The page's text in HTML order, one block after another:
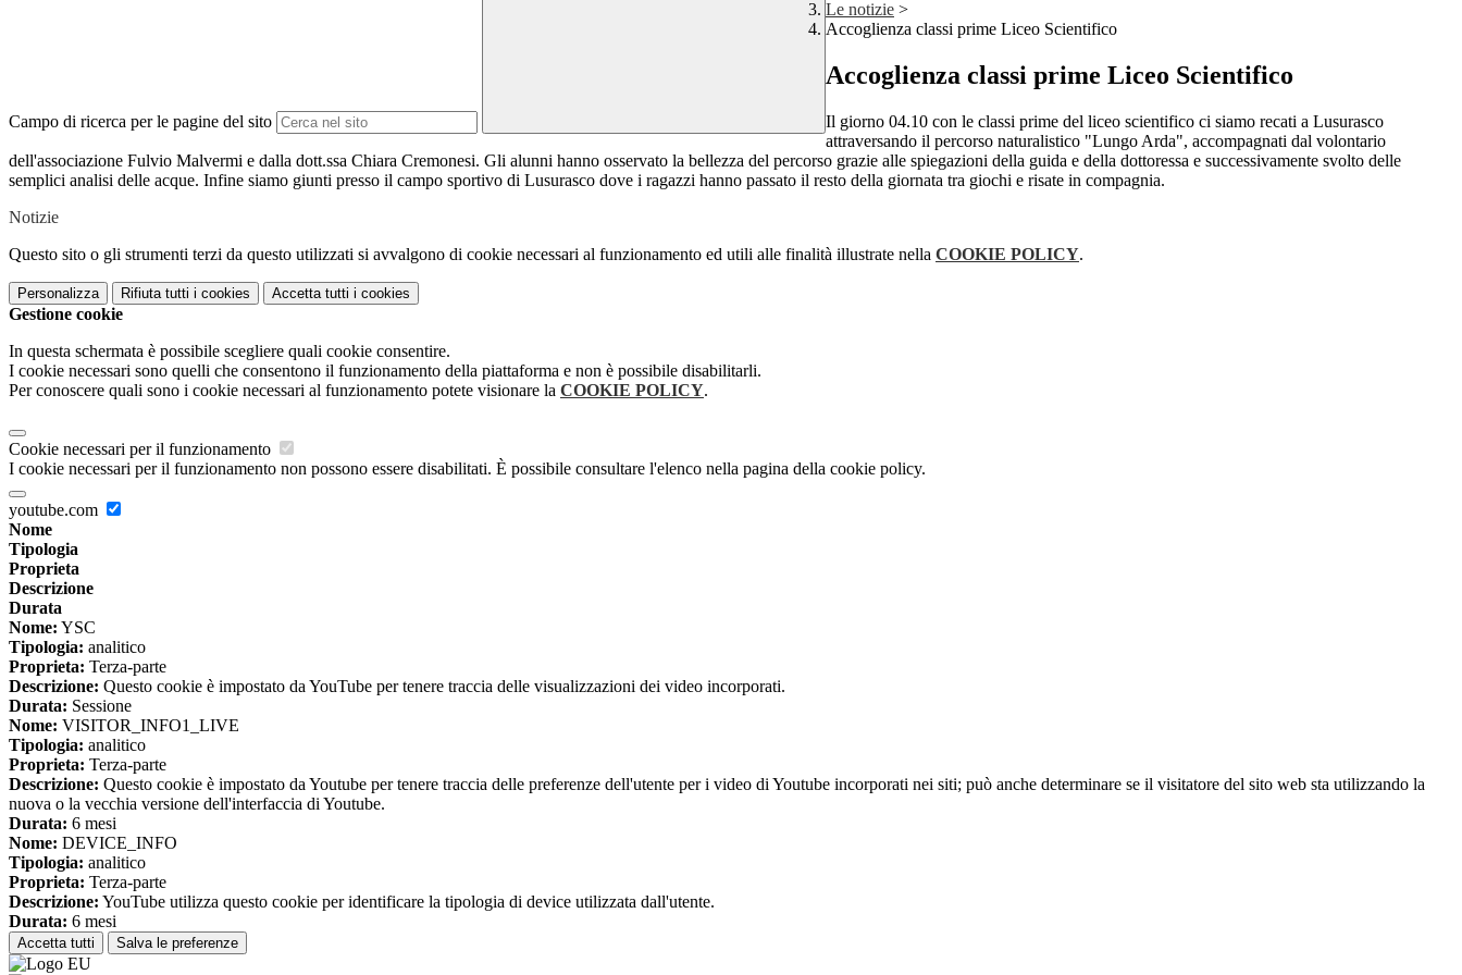
Campo di ricerca per le pagine del sito
Le notizie >
Accoglienza classi prime Liceo Scientifico
Accoglienza classi prime Liceo Scientifico
Il giorno 04.10 con le classi prime del liceo scientifico ci siamo recati a Lusurasco
attraversando il percorso naturalistico "Lungo Arda", accompagnati dal volontario
dell'associazione Fulvio Malvermi e dalla dott.ssa Chiara Cremonesi. Gli alunni hanno osservato la bellezza del percorso grazie alle spiegazioni della guida e della dottoressa e successivamente svolto delle
semplici analisi delle acque. Infine siamo giunti presso il campo sportivo di Lusurasco dove i ragazzi hanno passato il resto della giornata tra giochi e risate in compagnia.
Notizie
Questo sito o gli strumenti terzi da questo utilizzati si avvalgono di cookie necessari al funzionamento ed utili alle finalità illustrate nella COOKIE POLICY.
Personalizza Rifiuta tutti i cookies Accetta tutti i cookies
Gestione cookie
In questa schermata è possibile scegliere quali cookie consentire.
I cookie necessari sono quelli che consentono il funzionamento della piattaforma e non è possibile disabilitarli.
Per conoscere quali sono i cookie necessari al funzionamento potete visionare la COOKIE POLICY.
Cookie necessari per il funzionamento
I cookie necessari per il funzionamento non possono essere disabilitati. È possibile consultare l'elenco nella pagina della cookie policy.
youtube.com
Nome
Tipologia
Proprieta
Descrizione
Durata
Nome: YSC
Tipologia: analitico
Proprieta: Terza-parte
Descrizione: Questo cookie è impostato da YouTube per tenere traccia delle visualizzazioni dei video incorporati.
Durata: Sessione
Nome: VISITOR_INFO1_LIVE
Tipologia: analitico
Proprieta: Terza-parte
Descrizione: Questo cookie è impostato da Youtube per tenere traccia delle preferenze dell'utente per i video di Youtube incorporati nei siti; può anche determinare se il visitatore del sito web sta utilizzando la
nuova o la vecchia versione dell'interfaccia di Youtube.
Durata: 6 mesi
Nome: DEVICE_INFO
Tipologia: analitico
Proprieta: Terza-parte
Descrizione: YouTube utilizza questo cookie per identificare la tipologia di device utilizzata dall'utente.
Durata: 6 mesi
Accetta tutti Salva le preferenze